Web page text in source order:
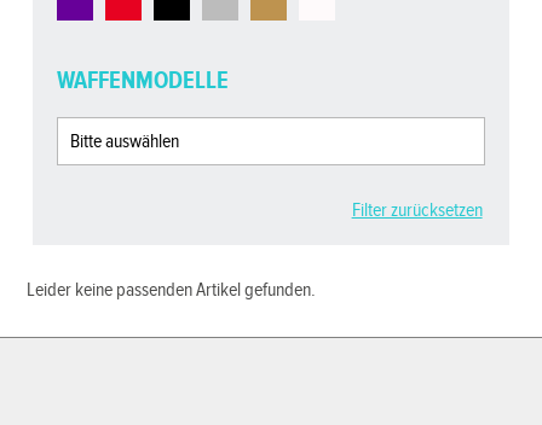
WAFFENMODELLE
Filter zurücksetzen
Leider keine passenden Artikel gefunden.